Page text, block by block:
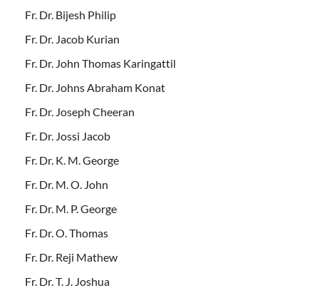
Fr. Dr. Bijesh Philip
Fr. Dr. Jacob Kurian
Fr. Dr. John Thomas Karingattil
Fr. Dr. Johns Abraham Konat
Fr. Dr. Joseph Cheeran
Fr. Dr. Jossi Jacob
Fr. Dr. K. M. George
Fr. Dr. M. O. John
Fr. Dr. M. P. George
Fr. Dr. O. Thomas
Fr. Dr. Reji Mathew
Fr. Dr. T. J. Joshua